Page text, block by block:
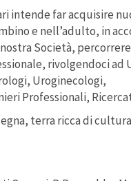
intende far acquisire
e nell’adulto, in
Società,
rivolgendoci
Uroginecologi,
Professionali,
terra ricca di